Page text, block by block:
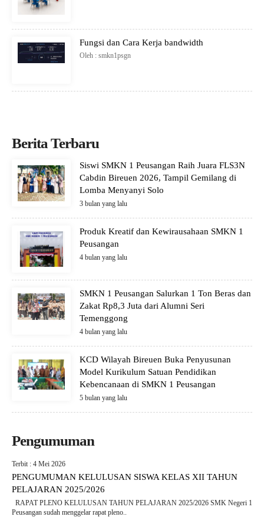
Fungsi dan Cara Kerja bandwidth
Oleh : smkn1psgn
Berita Terbaru
Siswi SMKN 1 Peusangan Raih Juara FLS3N
Cabdin Bireuen 2026, Tampil Gemilang di
Lomba Menyanyi Solo
3 bulan yang lalu
Produk Kreatif dan Kewirausahaan SMKN 1
Peusangan
4 bulan yang lalu
SMKN 1 Peusangan Salurkan 1 Ton Beras dan
Zakat Rp8,3 Juta dari Alumni Seri
Temenggong
4 bulan yang lalu
KCD Wilayah Bireuen Buka Penyusunan
Model Kurikulum Satuan Pendidikan
Kebencanaan di SMKN 1 Peusangan
5 bulan yang lalu
Pengumuman
Terbit : 4 Mei 2026
PENGUMUMAN KELULUSAN SISWA KELAS XII TAHUN
PELAJARAN 2025/2026
RAPAT PLENO KELULUSAN TAHUN PELAJARAN 2025/2026 SMK Negeri 1
Peusangan sudah menggelar rapat pleno..